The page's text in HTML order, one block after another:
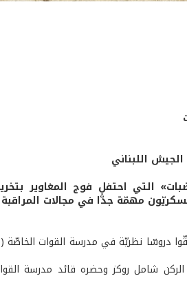
اللبناني
التي احتفل فوج المغاوير
مهمّة جدًّا في مجالات
تلقّوا دروسّا نظريّة في مدرسة
الركن شامل روكز وحضره قائد مدرسة